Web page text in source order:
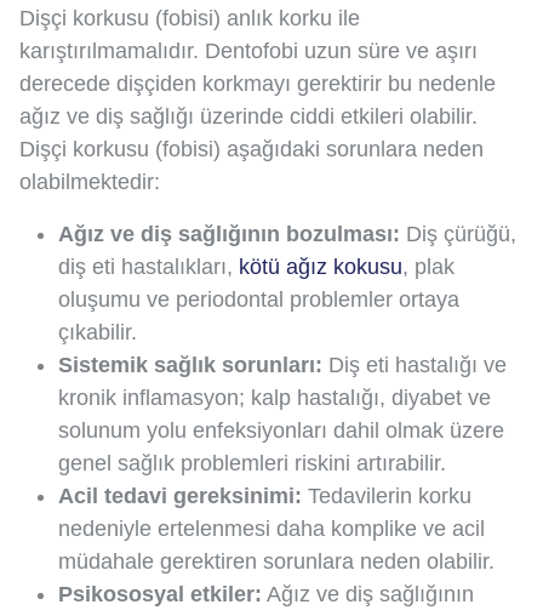
Dişçi korkusu (fobisi) anlık korku ile
karıştırılmamalıdır. Dentofobi uzun süre ve aşırı
derecede dişçiden korkmayı gerektirir bu nedenle
ağız ve diş sağlığı üzerinde ciddi etkileri olabilir.
Dişçi korkusu (fobisi) aşağıdaki sorunlara neden
olabilmektedir:
Ağız ve diş sağlığının bozulması: Diş çürüğü,
diş eti hastalıkları, kötü ağız kokusu, plak
oluşumu ve periodontal problemler ortaya
çıkabilir.
Sistemik sağlık sorunları: Diş eti hastalığı ve
kronik inflamasyon; kalp hastalığı, diyabet ve
solunum yolu enfeksiyonları dahil olmak üzere
genel sağlık problemleri riskini artırabilir.
Acil tedavi gereksinimi: Tedavilerin korku
nedeniyle ertelenmesi daha komplike ve acil
müdahale gerektiren sorunlara neden olabilir.
Psikososyal etkiler: Ağız ve diş sağlığının